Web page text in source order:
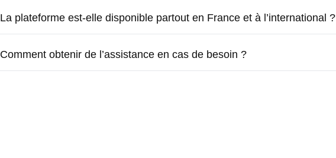
La plateforme est-elle disponible partout en France et à l’international ?
Comment obtenir de l’assistance en cas de besoin ?